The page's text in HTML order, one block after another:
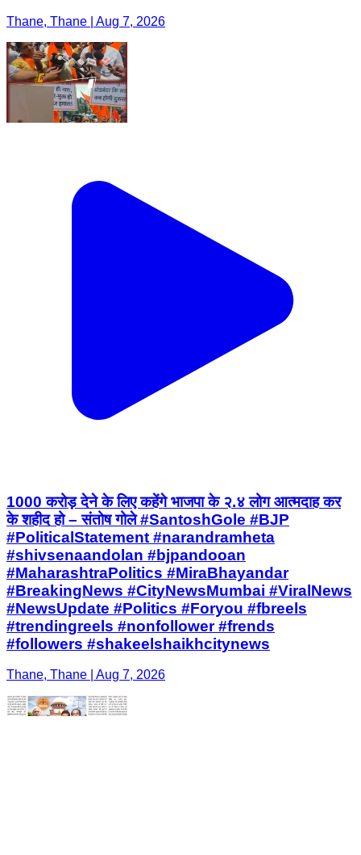
Thane, Thane | Aug 7, 2026
1000 करोड़ देने के लिए कहेंगे भाजपा के २.४ लोग आत्मदाह कर
के शहीद हो – संतोष गोले #SantoshGole #BJP
#PoliticalStatement #narandramheta
#shivsenaandolan #bjpandooan
#MaharashtraPolitics #MiraBhayandar
#BreakingNews #CityNewsMumbai #ViralNews
#NewsUpdate #Politics #Foryou #fbreels
#trendingreels #nonfollower #frends
#followers #shakeelshaikhcitynews
Thane, Thane | Aug 7, 2026